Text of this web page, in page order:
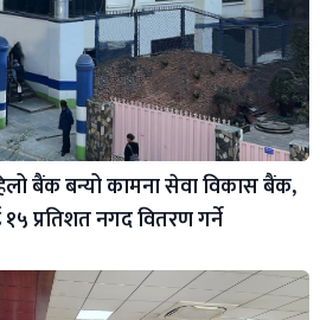
बैंक बन्यो कामना सेवा विकास बैंक,
प्रतिशत नगद वितरण गर्ने